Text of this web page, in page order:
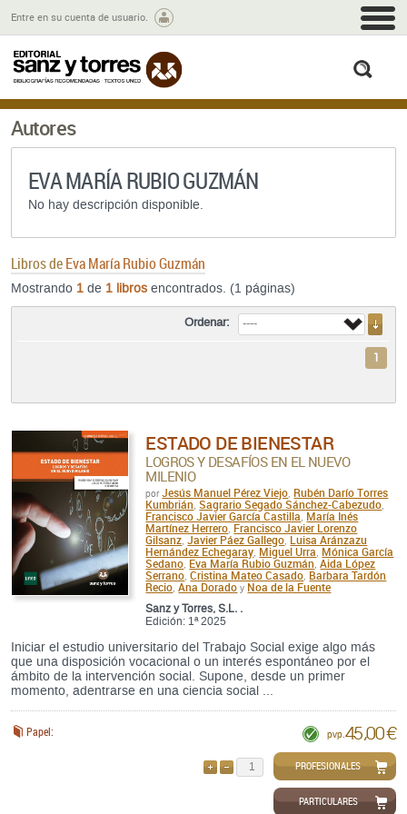
Entre en su cuenta de usuario.
Autores
EVA MARÍA RUBIO GUZMÁN
No hay descripción disponible.
Libros deEva María Rubio Guzmán
Mostrando 1 de 1 libros encontrados. (1 páginas)
Ordenar:
1
ESTADO DE BIENESTAR
LOGROS Y DESAFÍOS EN EL NUEVO
MILENIO
por Jesús Manuel Pérez Viejo Rubén Darío Torres
Kumbrián ,Sagrario Segado Sánchez-Cabezudo
Francisco Javier García Castilla María Inés
Martínez Herrero Francisco Javier Lorenzo
Gilsanz Javier Páez Gallego Luisa Aránzazu
Hernández Echegaray Miguel Urra Mónica García
Sedano Eva María Rubio Guzmán Aida López
Serrano ,Cristina Mateo Casado Barbara Tardón
Recio Ana Dorado y Noa de la Fuente
Sanz y Torres, S.L. .
Edición: 1ª 2025
Iniciar el estudio universitario del Trabajo Social exige algo más
que una disposición vocacional o un interés espontáneo por el
ámbito de la intervención social. Supone, desde un primer
momento, adentrarse en una ciencia social ...
Papel: pvp. 45,00 €
QUITARPROFESIONALES
PARTICULARES